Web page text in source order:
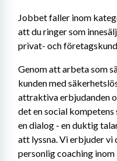
Jobbet faller inom
att du ringer som
privat- och
Genom att arbeta som
kunden med
attraktiva erbjudanden
det en social
en dialog - en duktig
att lyssna. Vi erbjuder
personlig coaching